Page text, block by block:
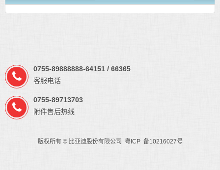
0755-89888888-64151 / 66365
客服电话
0755-89713703
附件售后热线
版权所有 © 比亚迪股份有限公司 粤ICP 备10216027号